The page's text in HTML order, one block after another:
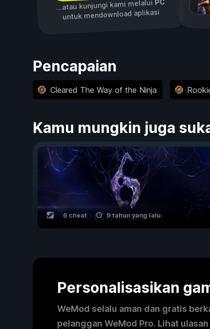
...atau kunjungi kami melalui PC
untuk mendownload aplikasi
Pencapaian
Cleared The Way of the Ninja
Kamu mungkin juga
6 cheat 9 tahun yang lalu
Personalisasikan
WeMod selalu aman dan gratis
pelanggan WeMod Pro. Lihat